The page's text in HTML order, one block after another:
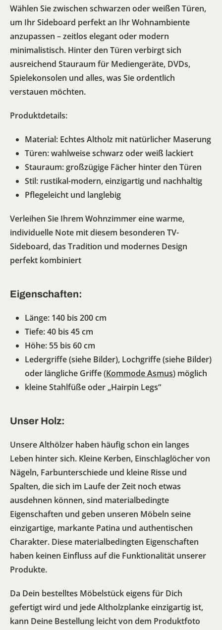
Wählen Sie zwischen schwarzen oder weißen Türen,
um Ihr Sideboard perfekt an Ihr Wohnambiente
anzupassen – zeitlos elegant oder modern
minimalistisch. Hinter den Türen verbirgt sich
ausreichend Stauraum für Mediengeräte, DVDs,
Spielekonsolen und alles, was Sie ordentlich
verstauen möchten.
Produktdetails:
Material: Echtes Altholz mit natürlicher Maserung
Türen: wahlweise schwarz oder weiß lackiert
Stauraum: großzügige Fächer hinter den Türen
Stil: rustikal-modern, einzigartig und nachhaltig
Pflegeleicht und langlebig
Verleihen Sie Ihrem Wohnzimmer eine warme,
individuelle Note mit diesem besonderen TV-
Sideboard, das Tradition und modernes Design
perfekt kombiniert
Eigenschaften:
Länge: 140 bis 200 cm
Tiefe: 40 bis 45 cm
Höhe: 55 bis 60 cm
Ledergriffe (siehe Bilder), Lochgriffe (siehe Bilder)
oder längliche Griffe (Kommode Asmus) möglich
kleine Stahlfüße oder „Hairpin Legs“
Unser Holz:
Unsere Althölzer haben häufig schon ein langes
Leben hinter sich. Kleine Kerben, Einschlaglöcher von
Nägeln, Farbunterschiede und kleine Risse und
Spalten, die sich im Laufe der Zeit noch etwas
ausdehnen können, sind materialbedingte
Eigenschaften und geben unseren Möbeln seine
einzigartige, markante Patina und authentischen
Charakter. Diese materialbedingten Eigenschaften
haben keinen Einfluss auf die Funktionalität unserer
Produkte.
Da Dein bestelltes Möbelstück eigens für Dich
gefertigt wird und jede Altholzplanke einzigartig ist,
kann Deine Bestellung leicht von dem Produktfoto